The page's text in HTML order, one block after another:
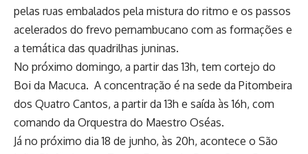
pelas ruas embalados pela mistura do ritmo e os passos
acelerados do frevo pernambucano com as formações e
a temática das quadrilhas juninas.
No próximo domingo, a partir das 13h, tem cortejo do
Boi da Macuca. A concentração é na sede da Pitombeira
dos Quatro Cantos, a partir da 13h e saída às 16h, com
comando da Orquestra do Maestro Oséas.
Já no próximo dia 18 de junho, às 20h, acontece o São